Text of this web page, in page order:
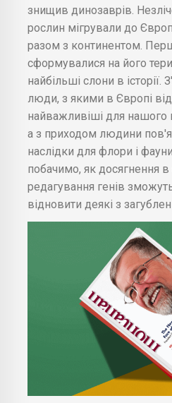
знищив динозаврів.
рослин мігрували до
разом з континентом.
сформувалися на його
найбільші слони в історії.
люди, з якими в Європі
найважливіші для нашого
а з приходом людини
наслідки для флори і
побачимо, як досягнення в
редагування генів
відновити деякі з